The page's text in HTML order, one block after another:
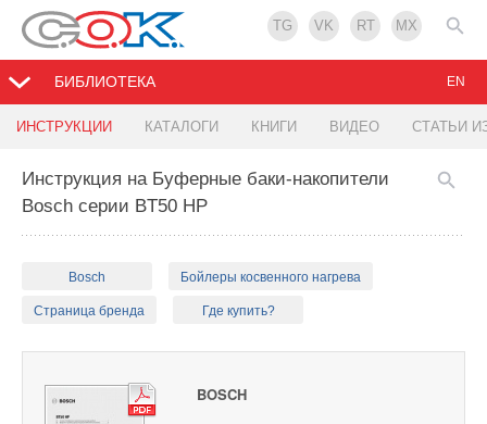
TG VK RT MX
БИБЛИОТЕКА
ИНСТРУКЦИИ КАТАЛОГИ КНИГИ ВИДЕО СТАТЬИ
EN
Инструкция на Буферные баки-накопители
Bosch серии BT50 HP
Bosch Бойлеры косвенного нагрева
Страница бренда Где купить?
BOSCH